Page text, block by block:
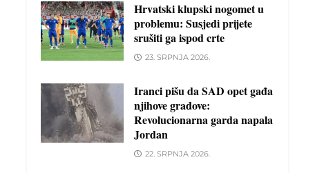
Hrvatski klupski nogomet u
problemu: Susjedi prijete
srušiti ga ispod crte
23. SRPNJA 2026.
Iranci pišu da SAD opet gađa
njihove gradove:
Revolucionarna garda napala
Jordan
22. SRPNJA 2026.